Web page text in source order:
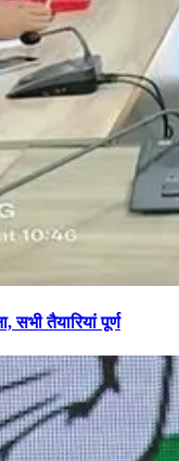
सभी तैयारियां पूर्ण